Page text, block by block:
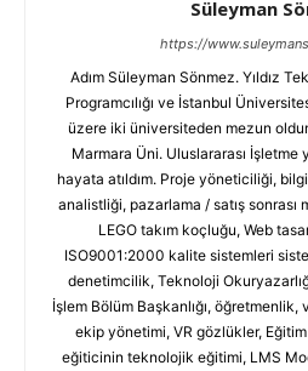
Süleyman
https://
Adım Süleyman Sönmez. Yıldız
Programcılığı ve İstanbul
üzere iki üniversiteden mezun
Marmara Üni. Uluslararası İşletme
hayata atıldım. Proje yöneticiliği,
analistliği, pazarlama / satış
LEGO takım koçluğu, Web
ISO9001:2000 kalite sistemleri
denetimcilik, Teknoloji
İşlem Bölüm Başkanlığı,
ekip yönetimi, VR gözlükler,
eğiticinin teknolojik eğitimi, LMS